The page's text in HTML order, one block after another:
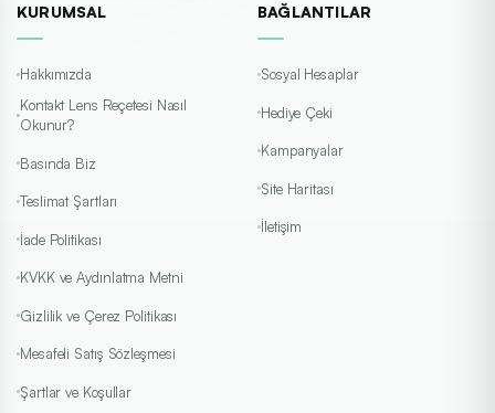
KURUMSAL
Hakkımızda
Kontakt Lens Reçetesi Nasıl
Okunur?
Basında Biz
Teslimat Şartları
İade Politikası
KVKK ve Aydınlatma Metni
Gizlilik ve Çerez Politikası
Mesafeli Satış Sözleşmesi
Şartlar ve Koşullar
BAĞLANTILAR
Sosyal Hesaplar
Hediye Çeki
Kampanyalar
Site Haritası
İletişim